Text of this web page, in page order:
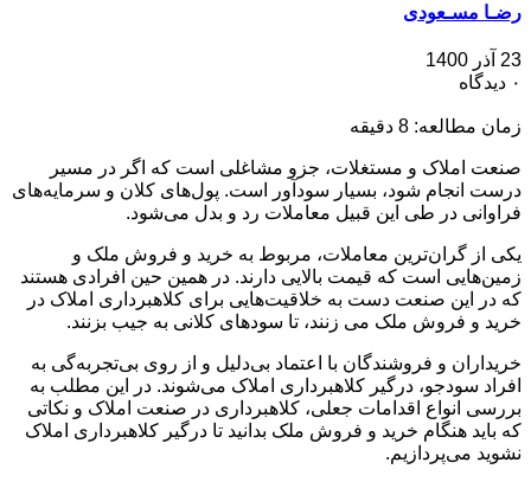
رضـا مسـعودی
23 آذر 1400
۰ دیدگاه
زمان مطالعه: 8 دقیقه
صنعت املاک و مستغلات، جزو مشاغلی است که اگر در مسیر
درست انجام شود، بسیار سودآور است. پول‌های کلان و سرمایه‌های
فراوانی در طی این قبیل معاملات رد و بدل می‌شود.
یکی از گران‌ترین معاملات، مربوط به خرید و فروش ملک و
زمین‌هایی است که قیمت بالایی دارند. در همین حین افرادی هستند
که در این صنعت دست به خلاقیت‌هایی برای کلاهبرداری املاک در
خرید و فروش ملک می زنند، تا سودهای کلانی به جیب بزنند.
خریداران و فروشندگان با اعتماد بی‌‌دلیل و از روی بی‌تجربه‌گی به
افراد سودجو، درگیر کلاهبرداری املاک‌ می‌شوند. در این مطلب به
بررسی انواع اقدامات جعلی، کلاهبرداری در صنعت املاک و نکاتی
که باید هنگام خرید و فروش ملک بدانید تا درگیر کلاهبرداری املاک
نشوید می‌پردازیم.